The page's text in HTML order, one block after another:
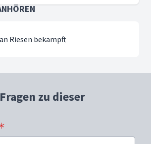
Riesen bekämpft
zu dieser